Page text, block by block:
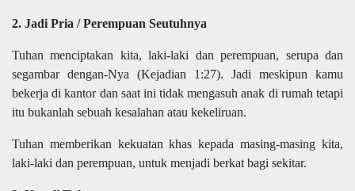
2. Jadi Pria / Perempuan Seutuhnya
Tuhan menciptakan kita, laki-laki dan perempuan, serupa dan
segambar dengan-Nya (Kejadian 1:27). Jadi meskipun kamu
bekerja di kantor dan saat ini tidak mengasuh anak di rumah tetapi
itu bukanlah sebuah kesalahan atau kekeliruan.
Tuhan memberikan kekuatan khas kepada masing-masing kita,
laki-laki dan perempuan, untuk menjadi berkat bagi sekitar.